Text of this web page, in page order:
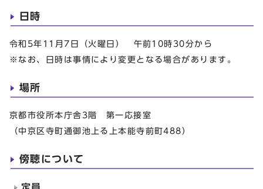
日時
令和5年11月7日（火曜日） 午前10時30分から
※なお、日時は事情により変更となる場合があります。
場所
京都市役所本庁舎3階 第一応接室
（中京区寺町通御池上る上本能寺前町488）
傍聴について